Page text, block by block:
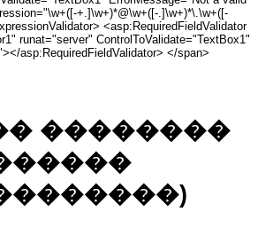
+.]\w+)*@\w+([-.]\w+)*\.\w+([-
<asp:RequiredFieldValidator
runat="server" ControlToValidate="TextBox1"
asp:RequiredFieldValidator> </span>
��������